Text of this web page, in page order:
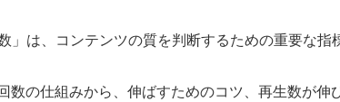
」は、コンテンツの質を判断するための重要な指
数の仕組みから、伸ばすためのコツ、再生数が伸